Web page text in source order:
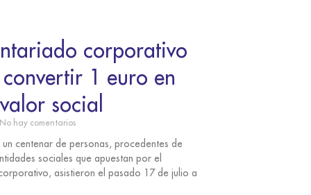
corporativo
1 euro en
social
hay comentarios
centenar de personas, procedentes de
sociales que apuestan por el
asistieron el pasado 17 de julio a